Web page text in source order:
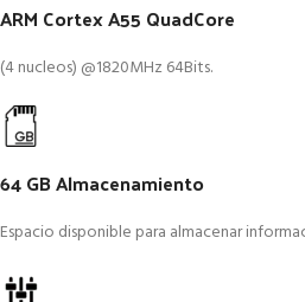
ARM Cortex A55 QuadCore
(4 nucleos) @1820MHz 64Bits.
64 GB Almacenamiento
Espacio disponible para almacenar